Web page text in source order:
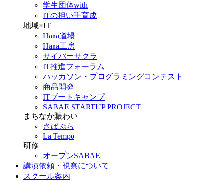
学生団体with
ITの担い手育成
地域×IT
Hana道場
Hana工房
サイバーサクラ
IT推進フォーラム
ハッカソン・プログラミングコンテスト
商品開発
ITブートキャンプ
SABAE STARTUP PROJECT
まちなか賑わい
さばぷら
La Tempo
研修
オープンSABAE
講演依頼・視察について
スクール案内